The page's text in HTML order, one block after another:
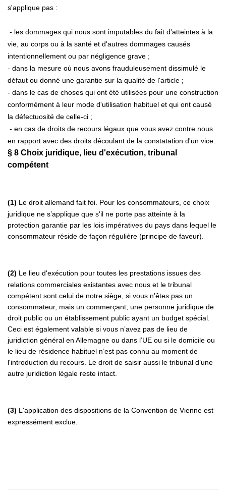
s'applique pas :
- les dommages qui nous sont imputables du fait d'atteintes à la
vie, au corps ou à la santé et d'autres dommages causés
intentionnellement ou par négligence grave ;
- dans la mesure où nous avons frauduleusement dissimulé le
défaut ou donné une garantie sur la qualité de l'article ;
- dans le cas de choses qui ont été utilisées pour une construction
conformément à leur mode d'utilisation habituel et qui ont causé
la défectuosité de celle-ci ;
- en cas de droits de recours légaux que vous avez contre nous
en rapport avec des droits découlant de la constatation d'un vice.
§ 8 Choix juridique, lieu d'exécution, tribunal
compétent
(1) Le droit allemand fait foi. Pour les consommateurs, ce choix
juridique ne s’applique que s'il ne porte pas atteinte à la
protection garantie par les lois impératives du pays dans lequel le
consommateur réside de façon régulière (principe de faveur).
(2) Le lieu d'exécution pour toutes les prestations issues des
relations commerciales existantes avec nous et le tribunal
compétent sont celui de notre siège, si vous n’êtes pas un
consommateur, mais un commerçant, une personne juridique de
droit public ou un établissement public ayant un budget spécial.
Ceci est également valable si vous n’avez pas de lieu de
juridiction général en Allemagne ou dans l’UE ou si le domicile ou
le lieu de résidence habituel n’est pas connu au moment de
l'introduction du recours. Le droit de saisir aussi le tribunal d’une
autre juridiction légale reste intact.
(3) L'application des dispositions de la Convention de Vienne est
expressément exclue.